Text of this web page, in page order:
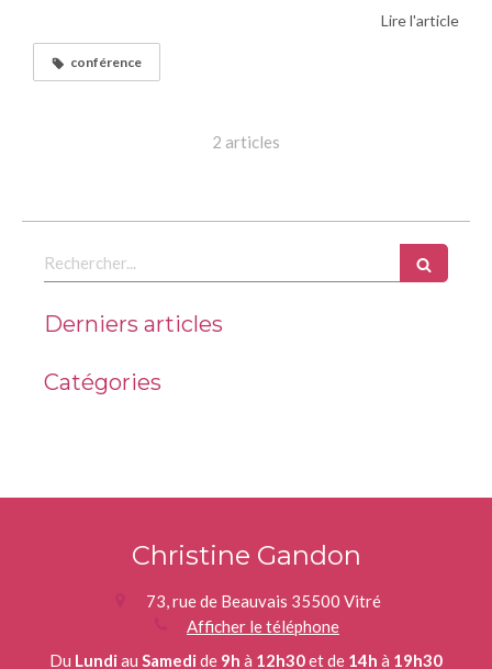
Lire l'article
conférence
2 articles
Rechercher
Derniers articles
Catégories
Christine Gandon
73, rue de Beauvais 35500 Vitré
Afficher le téléphone
Du Lundi au Samedi de 9h à 12h30et de 14h à 19h30